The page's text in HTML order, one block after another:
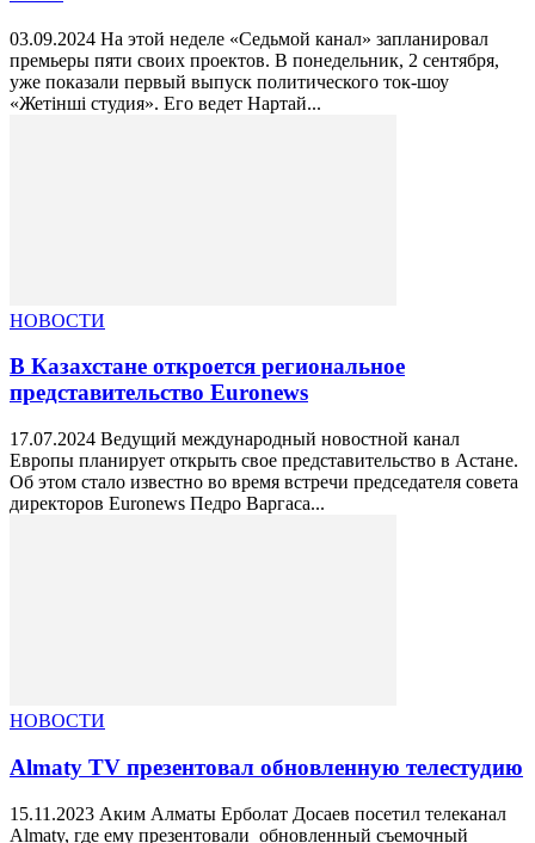
03.09.2024 На этой неделе «Седьмой канал» запланировал
премьеры пяти своих проектов. В понедельник, 2 сентября,
уже показали первый выпуск политического ток-шоу
«Жетінші студия». Его ведет Нартай...
НОВОСТИ
В Казахстане откроется региональное
представительство Euronews
17.07.2024 Ведущий международный новостной канал
Европы планирует открыть свое представительство в Астане.
Об этом стало известно во время встречи председателя совета
директоров Euronews Педро Варгаса...
НОВОСТИ
Almaty TV презентовал обновленную телестудию
15.11.2023 Аким Алматы Ерболат Досаев посетил телеканал
Almaty, где ему презентовали обновленный съемочный